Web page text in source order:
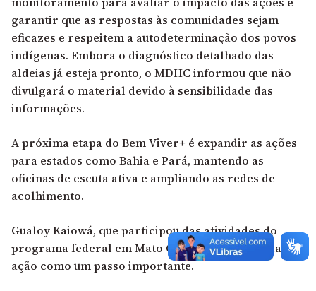
garantir que as respostas às comunidades sejam
eficazes e respeitem a autodeterminação dos povos
indígenas. Embora o diagnóstico detalhado das
aldeias já esteja pronto, o MDHC informou que não
divulgará o material devido à sensibilidade das
informações.
A próxima etapa do Bem Viver+ é expandir as ações
para estados como Bahia e Pará, mantendo as
oficinas de escuta ativa e ampliando as redes de
acolhimento.
Gualoy Kaiowá, que participou das atividades do
programa federal em Mato Grosso do Sul, avalia a
ação como um passo importante.